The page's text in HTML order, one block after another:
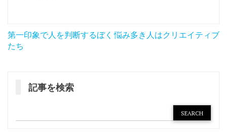
投
稿
第一印象で人を判断するぼく
たち
悩み多き人はクリエイティブ
記事を検索